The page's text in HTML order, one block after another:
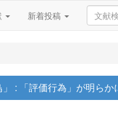
新着投稿
: 「評価行為」が明ら